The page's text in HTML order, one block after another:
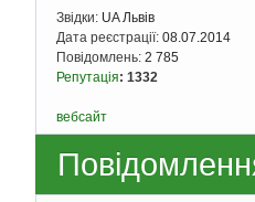
Звідки: UA Львів
Дата реєстрації: 08.07.2014
Повідомлень: 2 785
Репутація: 1332
вебсайт